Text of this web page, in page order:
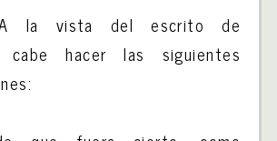
A la vista del escrito de
cabe hacer las siguientes